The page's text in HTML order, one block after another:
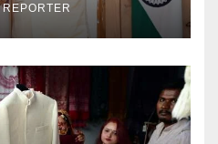
REPORTER